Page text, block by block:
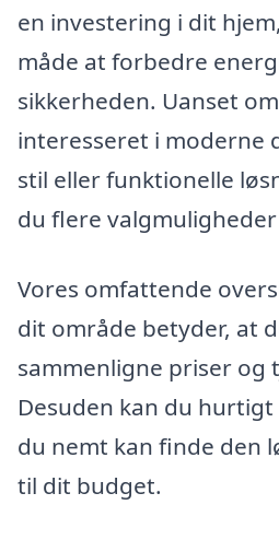
en investering i dit
måde at forbedre
sikkerheden. Uanset
interesseret i moderne
stil eller funktionelle
du flere valgmuligheder
Vores omfattende
dit område betyder, at
sammenligne priser og
Desuden kan du
du nemt kan finde den
til dit budget.